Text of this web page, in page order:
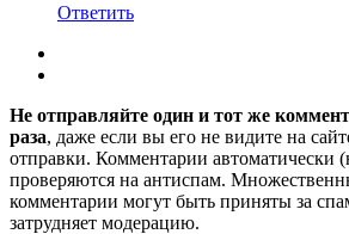
Ответить
Не отправляйте один и тот же
раза, даже если вы его не видите на
отправки. Комментарии автоматически
проверяются на антиспам.
комментарии могут быть приняты за
затрудняет модерацию.